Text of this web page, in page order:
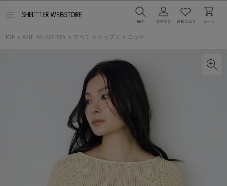
ー
TOP > AZUL BY MOUSSY > すべて > トップス > ニット